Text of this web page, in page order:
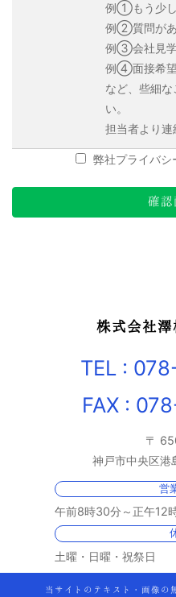
例①もう少し
例②質問が
例③会社見
例④面接希望
など、些細
い。
担当者より連
弊社プライバシ
株式会社
TEL :
FAX :
〒
神戸市中央区
営
午前8時30分～正午12
土曜・日曜・祝祭日
当サイトのテキスト・画像の